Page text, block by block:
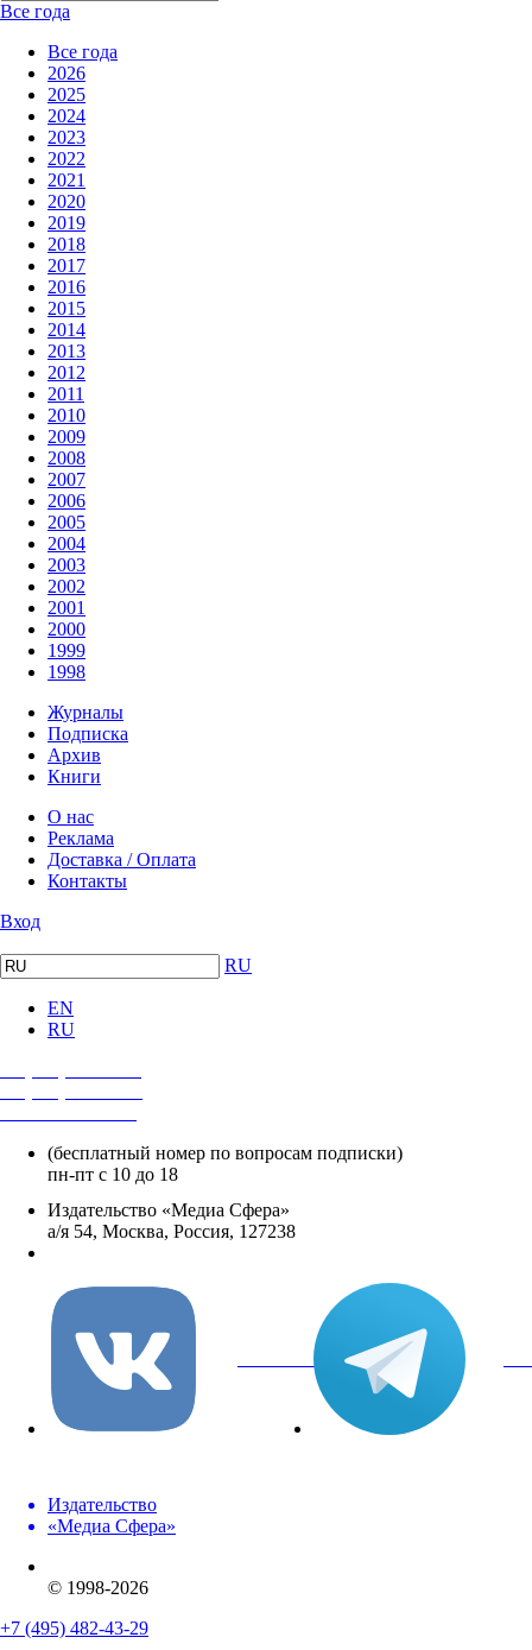
Все года
Все года
2026
2025
2024
2023
2022
2021
2020
2019
2018
2017
2016
2015
2014
2013
2012
2011
2010
2009
2008
2007
2006
2005
2004
2003
2002
2001
2000
1999
1998
Журналы
Подписка
Архив
Книги
О нас
Реклама
Доставка / Оплата
Контакты
Вход
RU
EN
RU
(бесплатный номер по вопросам подписки)
пн-пт с 10 до 18
Издательство «Медиа Сфера»
а/я 54, Москва, Россия, 127238
вКонтакте
Издательство
«Медиа Сфера»
© 1998-2026
+7 (495) 482-43-29